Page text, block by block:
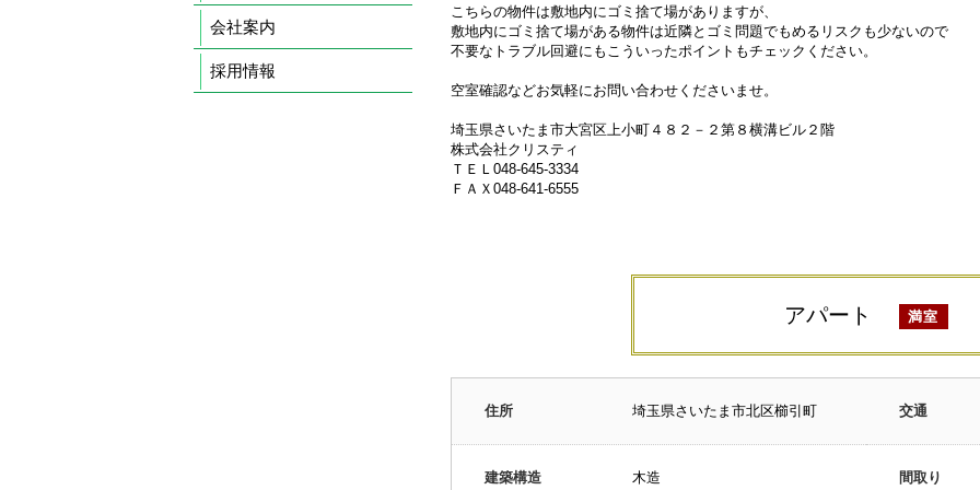
こちらの物件は敷地内にゴミ捨て場がありますが、
敷地内にゴミ捨て場がある物件は近隣とゴミ問題でもめるリスクも少ないので
不要なトラブル回避にもこういったポイントもチェックください。
空室確認などお気軽にお問い合わせくださいませ。
埼玉県さいたま市大宮区上小町４８２－２第８横溝ビル２階
株式会社クリスティ
ＴＥＬ048-645-3334
ＦＡＸ048-641-6555
アパート 満室
住所 埼玉県さいたま市北区櫛引町 交通
建築構造 木造 間取り
会社案内
採用情報